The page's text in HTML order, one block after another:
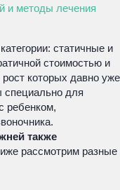
и методы лечения
статичные и
стоимостью и
которых давно уже
для
ребенком,
также
рассмотрим разные